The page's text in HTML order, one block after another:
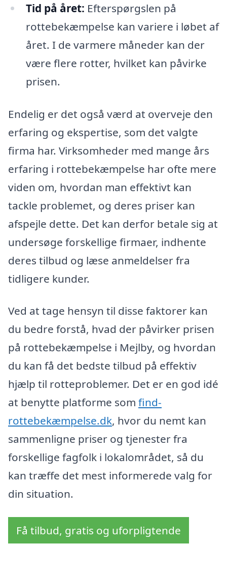
Tid på året: Efterspørgslen på
rottebekæmpelse kan variere i løbet af
året. I de varmere måneder kan der
være flere rotter, hvilket kan påvirke
prisen.
Endelig er det også værd at overveje den
erfaring og ekspertise, som det valgte
firma har. Virksomheder med mange års
erfaring i rottebekæmpelse har ofte mere
viden om, hvordan man effektivt kan
tackle problemet, og deres priser kan
afspejle dette. Det kan derfor betale sig at
undersøge forskellige firmaer, indhente
deres tilbud og læse anmeldelser fra
tidligere kunder.
Ved at tage hensyn til disse faktorer kan
du bedre forstå, hvad der påvirker prisen
på rottebekæmpelse i Mejlby, og hvordan
du kan få det bedste tilbud på effektiv
hjælp til rotteproblemer. Det er en god idé
at benytte platforme som find-
rottebekæmpelse.dk, hvor du nemt kan
sammenligne priser og tjenester fra
forskellige fagfolk i lokalområdet, så du
kan træffe det mest informerede valg for
din situation.
Få tilbud, gratis og uforpligtende